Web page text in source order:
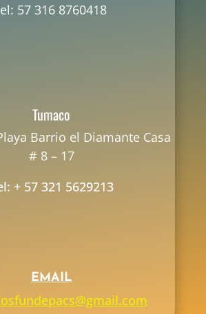
57 316 8760418
Tumaco
Barrio el Diamante Casa
# 8 – 17
+ 57 321 5629213
EMAIL